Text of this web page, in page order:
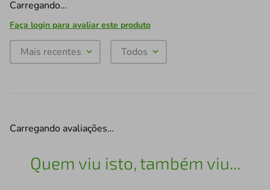
Carregando…
Faça login para avaliar este produto
Mais recentes Todos
Carregando avaliações…
Quem viu isto, também viu...